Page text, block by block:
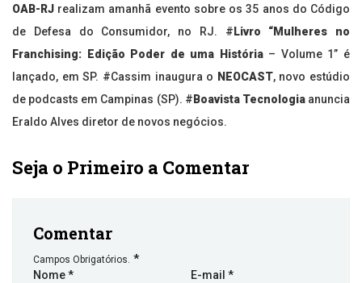
OAB-RJ realizam amanhã evento sobre os 35 anos do Código
de Defesa do Consumidor, no RJ. # Livro “Mulheres no
Franchising:
Edição Poder de uma História– Volume 1” é
lançado, em SP. #Cassim inaugura o NEOCAST, novo estúdio
de podcasts em Campinas (SP). # Boavista Tecnologiaanuncia
Eraldo Alves diretor de novos negócios.
Seja o Primeiro a Comentar
Comentar
Campos Obrigatórios. *
Nome* E-mail *